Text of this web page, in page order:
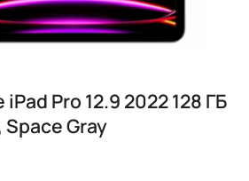
Pro 12.9 2022 128 ГБ
Space Gray